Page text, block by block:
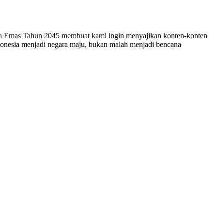
Tahun 2045 membuat kami ingin menyajikan konten-konten
menjadi negara maju, bukan malah menjadi bencana